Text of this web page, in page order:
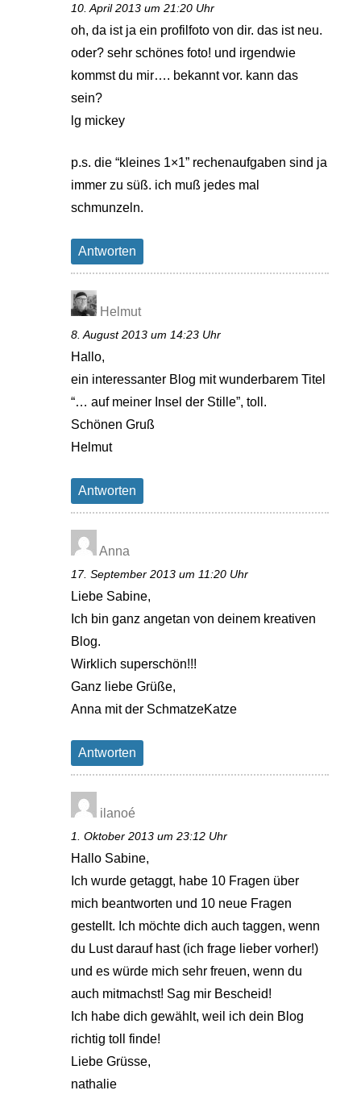
10. April 2013 um 21:20 Uhr
oh, da ist ja ein profilfoto von dir. das ist neu.
oder? sehr schönes foto! und irgendwie
kommst du mir…. bekannt vor. kann das
sein?
lg mickey
p.s. die “kleines 1×1” rechenaufgaben sind ja
immer zu süß. ich muß jedes mal
schmunzeln.
Antworten
Helmut
8. August 2013 um 14:23 Uhr
Hallo,
ein interessanter Blog mit wunderbarem Titel
“… auf meiner Insel der Stille”, toll.
Schönen Gruß
Helmut
Antworten
Anna
17. September 2013 um 11:20 Uhr
Liebe Sabine,
Ich bin ganz angetan von deinem kreativen
Blog.
Wirklich superschön!!!
Ganz liebe Grüße,
Anna mit der SchmatzeKatze
Antworten
ilanoé
1. Oktober 2013 um 23:12 Uhr
Hallo Sabine,
Ich wurde getaggt, habe 10 Fragen über
mich beantworten und 10 neue Fragen
gestellt. Ich möchte dich auch taggen, wenn
du Lust darauf hast (ich frage lieber vorher!)
und es würde mich sehr freuen, wenn du
auch mitmachst! Sag mir Bescheid!
Ich habe dich gewählt, weil ich dein Blog
richtig toll finde!
Liebe Grüsse,
nathalie